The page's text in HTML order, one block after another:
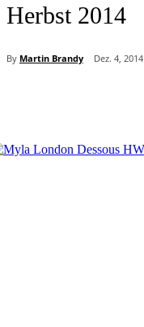
Herbst 2014
By Martin Brandy Dez. 4, 2014